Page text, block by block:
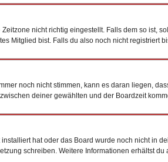
nicht richtig eingestellt. Falls dem so ist,
Mitglied bist. Falls du also noch nicht registriert
noch nicht stimmen, kann es daran liegen,
deiner gewählten und der Boardzeit
hat oder das Board wurde noch nicht in
schreiben. Weitere Informationen erhältst